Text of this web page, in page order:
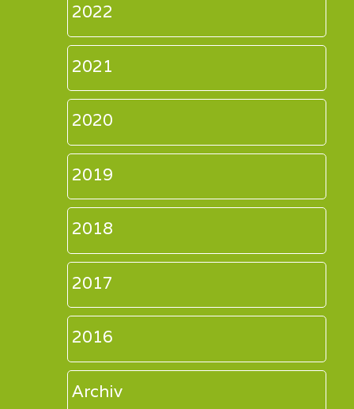
2022
2021
2020
2019
2018
2017
2016
Archiv